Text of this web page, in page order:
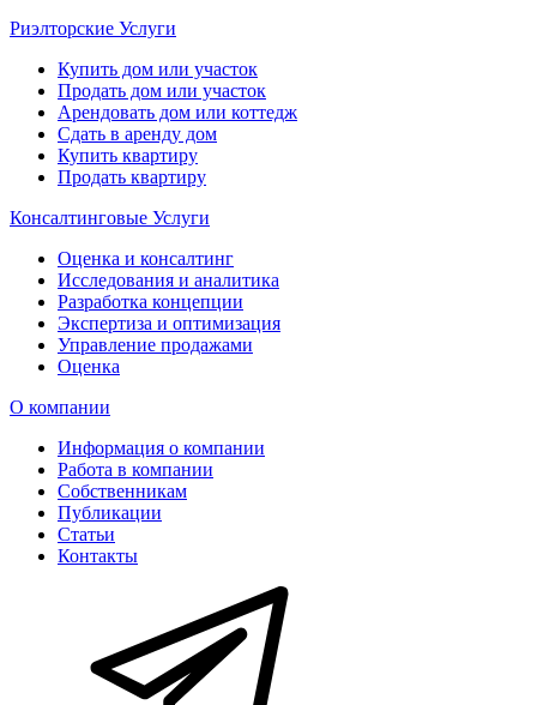
Риэлторские Услуги
Купить дом или участок
Продать дом или участок
Арендовать дом или коттедж
Сдать в аренду дом
Купить квартиру
Продать квартиру
Консалтинговые Услуги
Оценка и консалтинг
Исследования и аналитика
Разработка концепции
Экспертиза и оптимизация
Управление продажами
Оценка
О компании
Информация о компании
Работа в компании
Собственникам
Публикации
Статьи
Контакты